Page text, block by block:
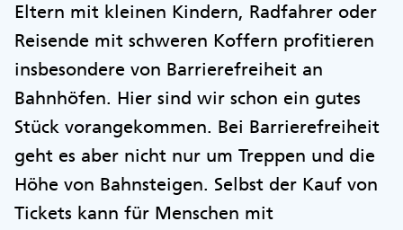
Eltern mit kleinen Kindern, Radfahrer oder
Reisende mit schweren Koffern profitieren
insbesondere von Barrierefreiheit an
Bahnhöfen. Hier sind wir schon ein gutes
Stück vorangekommen. Bei Barrierefreiheit
geht es aber nicht nur um Treppen und die
Höhe von Bahnsteigen. Selbst der Kauf von
Tickets kann für Menschen mit